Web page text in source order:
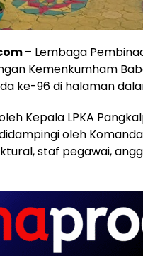
– Lembaga
Kemenkumham
ke-96 di halaman
Kepala LPKA
oleh
staf pegawai,